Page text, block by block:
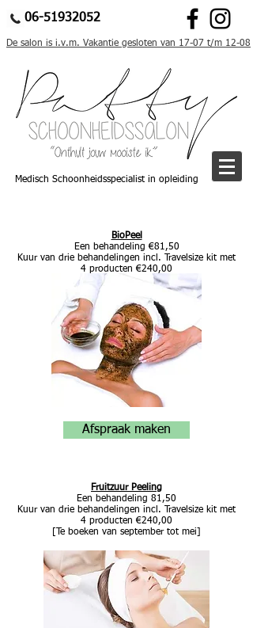
06-51932052
De salon is i.v.m. Vakantie gesloten van 17-07 t/m 12-08
Medisch Schoonheidsspecialist in opleiding
BioPeel
Een behandeling €81,50
Kuur van drie behandelingen incl. Travelsize kit met
4 producten €240,00
Afspraak maken
Fruitzuur Peeling
Een behandeling 81,50
Kuur van drie behandelingen incl. Travelsize kit met
4 producten €240,00
[Te boeken van september tot mei]